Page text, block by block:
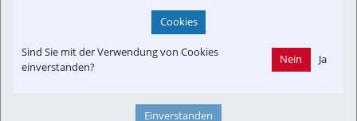
Cookies
Sind Sie mit der Verwendung von Cookies
einverstanden?
Nein Ja
Einverstanden